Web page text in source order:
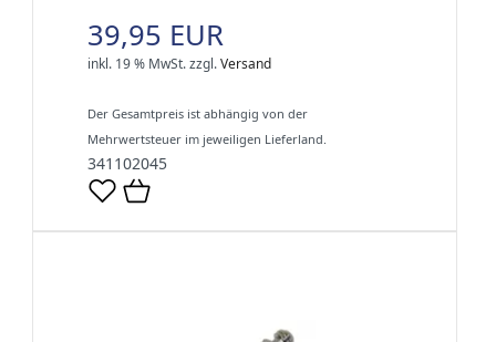
39,95 EUR
inkl. 19 % MwSt.zzgl.Versand
Der Gesamtpreis ist abhängig von der
Mehrwertsteuer im jeweiligen Lieferland.
341102045